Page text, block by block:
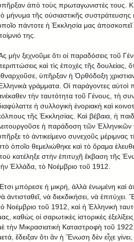
ἀπὸ τοὺς πρωταγωνιστές τους.
μήνυμα τῆς οὐσιαστικῆς συστράτευσης
πάντοτε ἡ Ἐκκλησία μας ἀποσκοπεῖ
της.
μὴν ξεχνοῦμε ὅτι οἱ παραδόσεις τοῦ
καὶ τὶς ἐποχὲς τῆς δουλείας,
ὑπῆρξαν ἡ Ὀρθόδοξη
γράμματα. Οἱ παράγοντες αὐτοὶ
τὴν ταυτότητα τοῦ Γένους, τὴ
ἡ συλλογικὴ ἐνοριακὴ καὶ
τῆς Ἐκκλησίας. Καὶ βέβαια, ἡ
ἡ παράδοση τῶν
τὸ ἀντικείμενο συνεχοῦς
ὁποῖο θεμελιώθηκε καὶ τὸ ὅραμα
κατέληξε στὴν ἐπιτυχῆ ἔκβαση τῆς
Ἑλλάδα, τὸ Νοέμβριο τοῦ 1912.
μπόρεσε ἡ μικρή, ἀλλὰ ἑνωμένη καὶ
ἀντισταθεῖ, νὰ διεκδικήσει, νὰ ἐπιτύχει.
Νοέμβριο τοῦ 1912, καὶ ἡ Ἑλληνικὴ
καθὼς οἱ σαρωτικὲς ἱστορικὲς
τὴν Μικρασιατικὴ Καταστροφὴ τοῦ
ἔδειξαν ὅτι ἂν ἡ Ἕνωση δὲν εἶχε